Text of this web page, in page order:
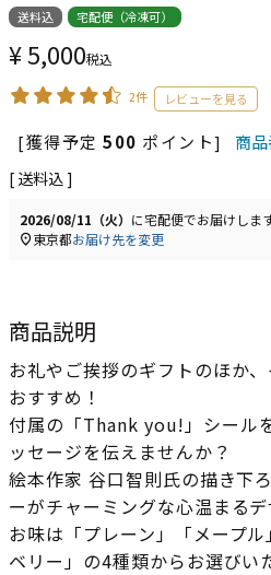
送料込 宅配便（冷凍可）
¥5,000税込
2件
[獲得予定 500 ポイント] 商
送料込
2026/08/11（火） に宅配便でお届けします
東京都お届け先を変更
商品説明
お礼やご挨拶のギフトのほか
おすすめ！
付属の「Thank you!」シール
ッセージを伝えませんか？
絵本作家 谷口智則氏の描き下
ーがチャーミングな心温まるデ
お味は「プレーン」「メープ
ベリー」の4種類からお選びい